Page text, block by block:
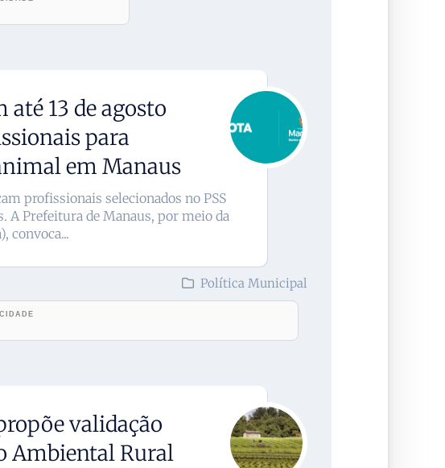
até 13 de agosto
para
em Manaus
profissionais selecionados no PSS
A Prefeitura de Manaus, por meio da
convoca...
Política Municipal
validação
Ambiental Rural